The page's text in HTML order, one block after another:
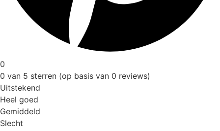
0
0 van 5 sterren (op basis van 0 reviews)
Uitstekend
Heel goed
Gemiddeld
Slecht